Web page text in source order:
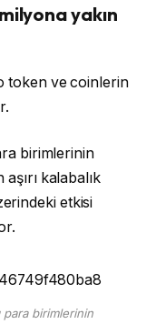
yakın
token ve coinlerin
birimlerinin
kalabalık
etkisi
para birimlerinin